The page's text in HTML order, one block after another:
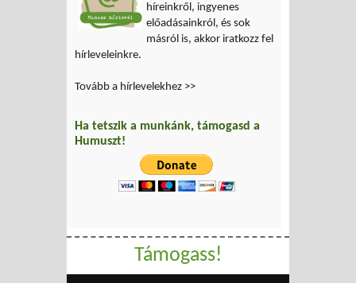
híreinkről, ingyenes
előadásainkról, és sok
másról is, akkor iratkozz fel
hírleveleinkre.
Tovább a hírlevelekhez >>
Ha tetszik a munkánk, támogasd a
Humuszt!
Támogass!